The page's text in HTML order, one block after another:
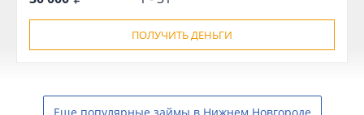
ПОЛУЧИТЬ ДЕНЬГИ